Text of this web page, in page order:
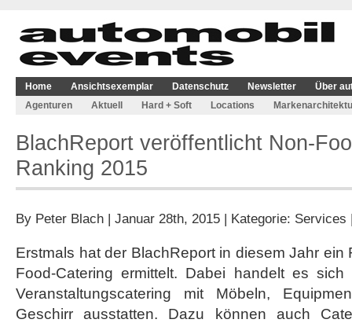
Home Ansichtsexemplar Datenschutz Newsletter
Über
Agenturen
Aktuell Hard + Soft Locations
BlachReport veröffentlicht Non-
Ranking 2015
By Peter Blach | Januar 28th, 2015 | Kategorie: Services
Erstmals hat der BlachReport in diesem Jahr ein
Food-Catering ermittelt. Dabei handelt es
Veranstaltungscatering mit Möbeln,
Geschirr ausstatten. Dazu können auch